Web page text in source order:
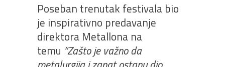
Poseban trenutak festivala bio
je inspirativno predavanje
direktora Metallona na
temu “Zašto je važno da